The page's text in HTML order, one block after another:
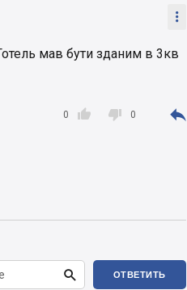

мав бути зданим в 3кв

0  0 
 ОТВЕТИТЬ